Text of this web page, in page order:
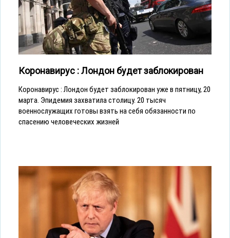
Коронавирус : Лондон будет заблокирован
Коронавирус : Лондон будет заблокирован уже в пятницу, 20
марта. Эпидемия захватила столицу. 20 тысяч
военнослужащих готовы взять на себя обязанности по
спасению человеческих жизней